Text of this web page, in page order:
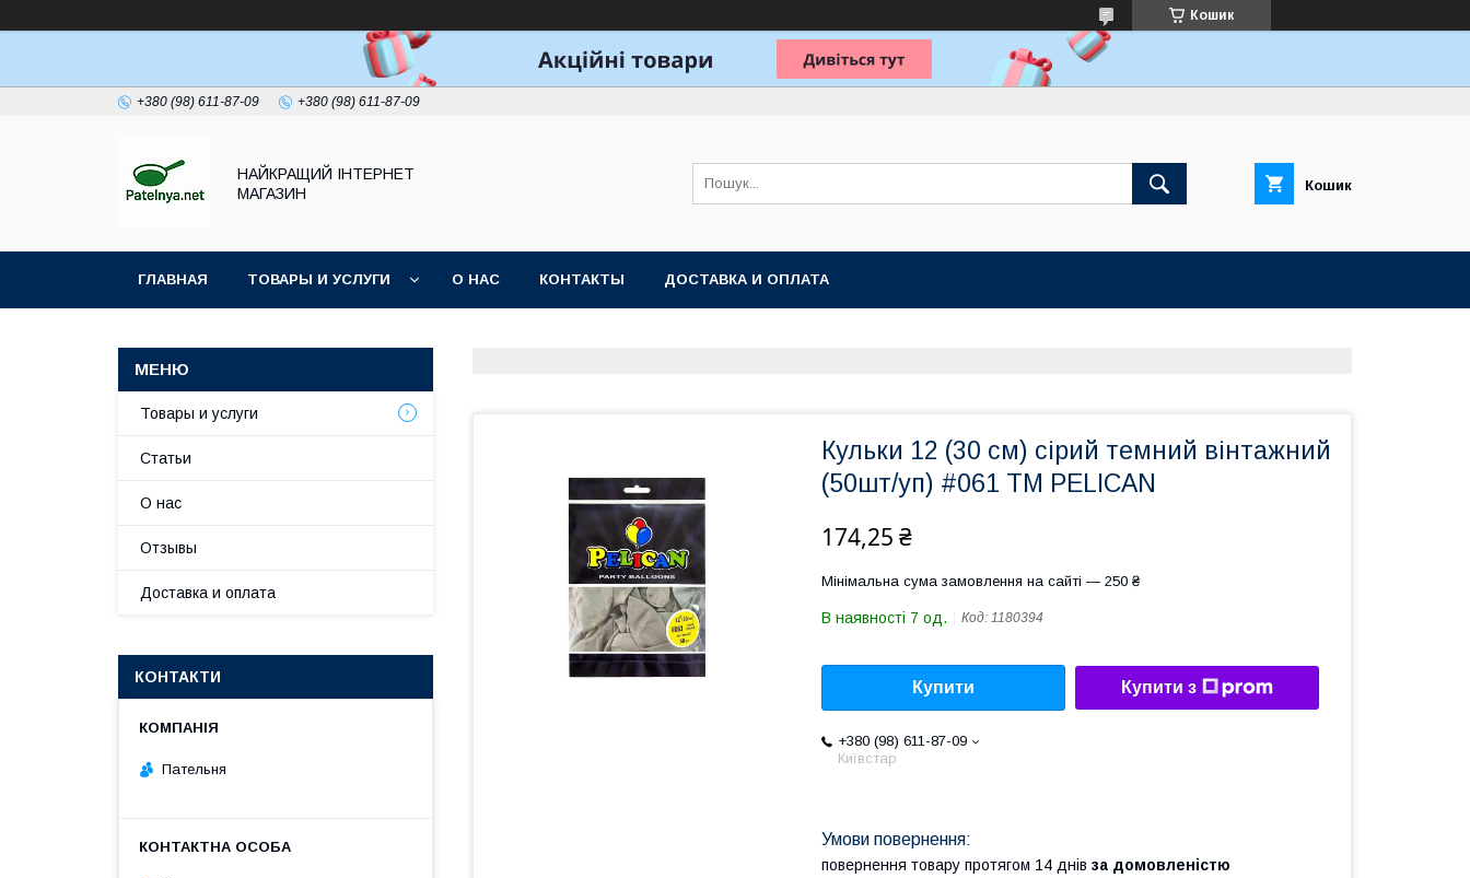
Кошик
+380 (98) 611-87-09 +380 (98) 611-87-09
НАЙКРАЩИЙ ІНТЕРНЕТ
МАГАЗИН
Кошик
ГЛАВНАЯ ТОВАРЫ И УСЛУГИ О НАС КОНТАКТЫ ДОСТАВКА И ОПЛАТА
Кульки 12 (30 см) сірий темний вінтажний
(50шт/уп) #061 ТМ PELICAN
174,25 ₴
Мінімальна сума замовлення на сайті — 250 ₴
В наявності 7 од. Код: 1180394
Купити Купити з
+380 (98) 611-87-09
Київстар
повернення товару протягом 14 днів за домовленістю
Товары и услуги
Статьи
О нас
Отзывы
Доставка и оплата
КОНТАКТИ
Пательня